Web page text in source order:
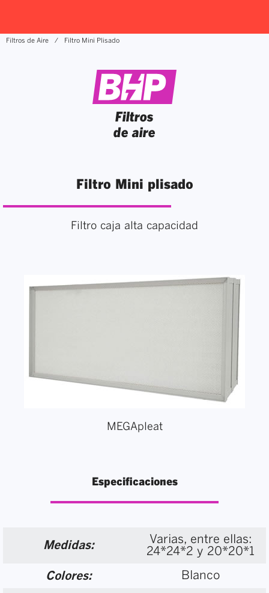
Filtros de Aire Filtro Mini Plisado
Filtros
de aire
Filtro Mini plisado
Filtro caja alta capacidad
MEGApleat
Especificaciones
Medidas:
Varias, entre ellas:
24*24*2 y 20*20*1
Colores: Blanco